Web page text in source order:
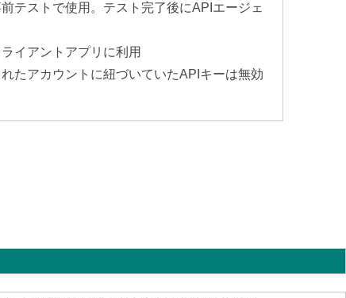
テストで使用。テスト完了後にAPIエージェ
イアントアプリに利用
たアカウントに紐づいていたAPIキーは無効